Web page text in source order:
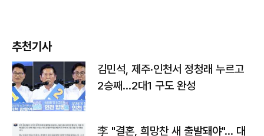
추천기사
김민석, 제주·인천서 정청래 누르고
2승째…2대1 구도 완성
李 "결혼, 희망찬 새 출발돼야"… 대